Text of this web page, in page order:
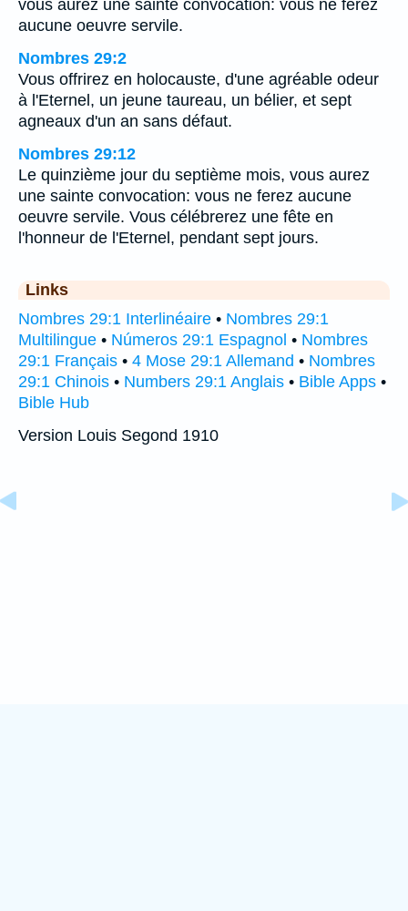
vous aurez une sainte convocation: vous ne ferez
aucune oeuvre servile.
Nombres 29:2
Vous offrirez en holocauste, d'une agréable odeur
à l'Eternel, un jeune taureau, un bélier, et sept
agneaux d'un an sans défaut.
Nombres 29:12
Le quinzième jour du septième mois, vous aurez
une sainte convocation: vous ne ferez aucune
oeuvre servile. Vous célébrerez une fête en
l'honneur de l'Eternel, pendant sept jours.
Links
Nombres 29:1 Interlinéaire • Nombres 29:1
Multilingue • Números 29:1 Espagnol • Nombres
29:1 Français • 4 Mose 29:1 Allemand • Nombres
29:1 Chinois • Numbers 29:1 Anglais • Bible Apps •
Bible Hub
Version Louis Segond 1910